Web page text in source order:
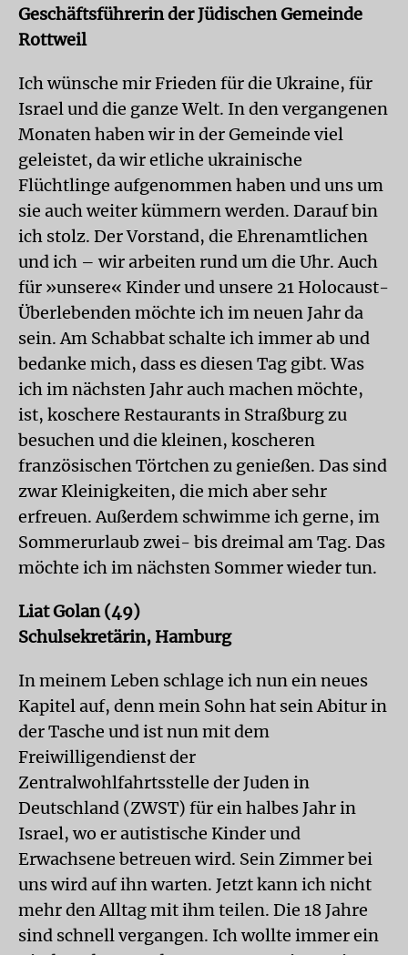
Geschäftsführerin der Jüdischen Gemeinde
Rottweil
Ich wünsche mir Frieden für die Ukraine, für
Israel und die ganze Welt. In den vergangenen
Monaten haben wir in der Gemeinde viel
geleistet, da wir etliche ukrainische
Flüchtlinge aufgenommen haben und uns um
sie auch weiter kümmern werden. Darauf bin
ich stolz. Der Vorstand, die Ehrenamtlichen
und ich – wir arbeiten rund um die Uhr. Auch
für »unsere« Kinder und unsere 21 Holocaust-
Überlebenden möchte ich im neuen Jahr da
sein. Am Schabbat schalte ich immer ab und
bedanke mich, dass es diesen Tag gibt. Was
ich im nächsten Jahr auch machen möchte,
ist, koschere Restaurants in Straßburg zu
besuchen und die kleinen, koscheren
französischen Törtchen zu genießen. Das sind
zwar Kleinigkeiten, die mich aber sehr
erfreuen. Außerdem schwimme ich gerne, im
Sommerurlaub zwei- bis dreimal am Tag. Das
möchte ich im nächsten Sommer wieder tun.
Liat Golan (49)
Schulsekretärin, Hamburg
In meinem Leben schlage ich nun ein neues
Kapitel auf, denn mein Sohn hat sein Abitur in
der Tasche und ist nun mit dem
Freiwilligendienst der
Zentralwohlfahrtsstelle der Juden in
Deutschland (ZWST) für ein halbes Jahr in
Israel, wo er autistische Kinder und
Erwachsene betreuen wird. Sein Zimmer bei
uns wird auf ihn warten. Jetzt kann ich nicht
mehr den Alltag mit ihm teilen. Die 18 Jahre
sind schnell vergangen. Ich wollte immer ein